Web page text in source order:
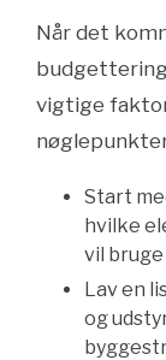
Når det
vigtige
Start
hvilke
vil
Lav en
og